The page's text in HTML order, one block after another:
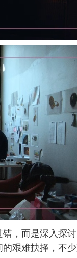
，而是深入探
艰难抉择，不